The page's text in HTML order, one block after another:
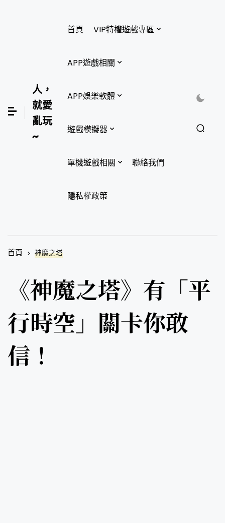
人，
就愛
亂玩
~
首頁 VIP特權遊戲專區
APP遊戲相關
APP娛樂軟體
遊戲模擬器
單機遊戲相關 聯絡我們
隱私權政策
首頁 神魔之塔
《神魔之塔》有「平
行時空」關卡你敢
信！